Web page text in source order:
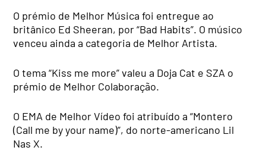
O prémio de Melhor Música foi entregue ao
britânico Ed Sheeran, por “Bad Habits”. O músico
venceu ainda a categoria de Melhor Artista.
O tema “Kiss me more” valeu a Doja Cat e SZA o
prémio de Melhor Colaboração.
O EMA de Melhor Vídeo foi atribuído a “Montero
(Call me by your name)”, do norte-americano Lil
Nas X.